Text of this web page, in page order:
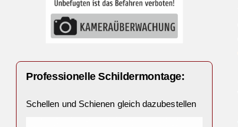
Professionelle Schildermontage:
Schellen und Schienen gleich dazubestellen